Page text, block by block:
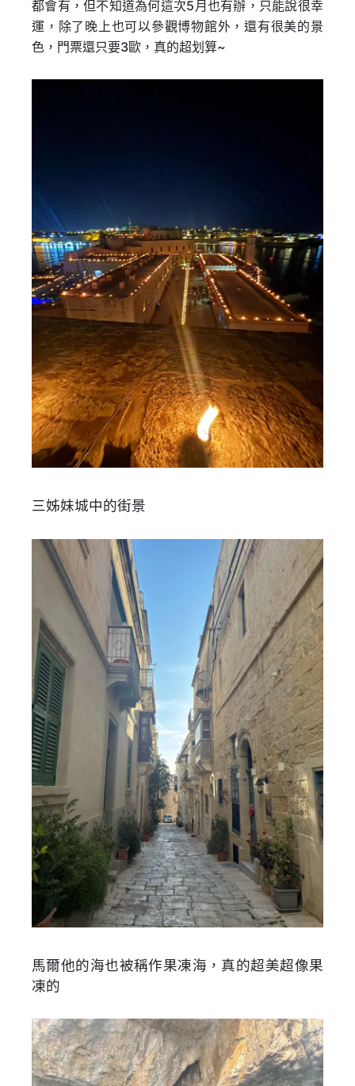
都會有，但不知道為何這次5月也有辦，只能說很幸
運，除了晚上也可以參觀博物館外，還有很美的景
色，門票還只要3歐，真的超划算~
三姊妹城中的街景
馬爾他的海也被稱作果凍海，真的超美超像果
凍的